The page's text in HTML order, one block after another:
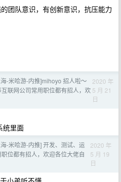
团队意识，有创新意识，抗压能力
-米哈游-内推]mihoyo 招人啦～
联网公司常用职位都有招人，欢
2020 年
5 月 21
日
统里面
-米哈游-内推] 开发、测试、运
位都有招人，欢迎各位大佬自
2020 年
5 月 19
日